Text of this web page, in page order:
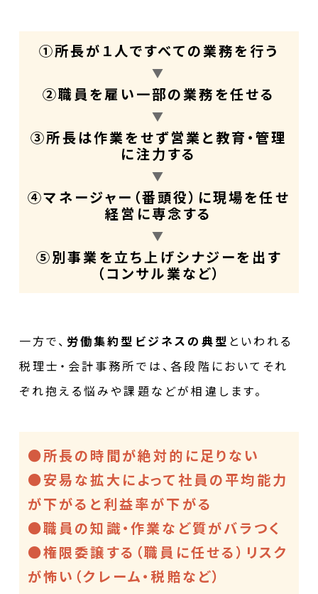
①所長が１人ですべての業務を行う
▼
②職員を雇い一部の業務を任せる
▼
③所長は作業をせず営業と教育・管理
に注力する
▼
④マネージャー（番頭役）に現場を任せ
経営に専念する
▼
⑤別事業を立ち上げシナジーを出す
（コンサル業など）
一方で、 労働集約型ビジネスの典型 といわれる
税理士・会計事務所では、各段階においてそれ
ぞれ抱える悩みや課題などが相違します。
●所長の時間が絶対的に足りない
●安易な拡大によって社員の平均能力
が下がると利益率が下がる
●職員の知識・作業など質がバラつく
●権限委譲する（職員に任せる）リスク
が怖い（クレーム・税賠など）